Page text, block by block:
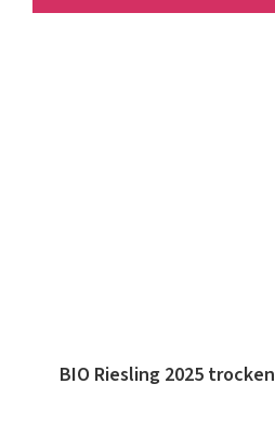
BIO Riesling 2025